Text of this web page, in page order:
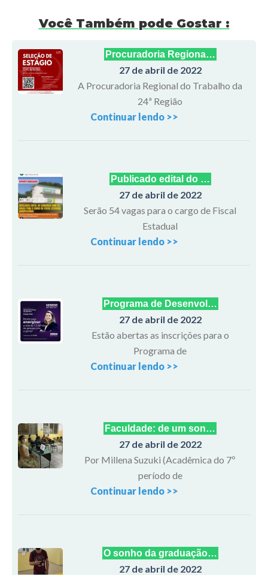
Você Também pode Gostar :
Procuradoria Regiona…
27 de abril de 2022
A Procuradoria Regional do Trabalho da
24ª Região
Continuar lendo >>
Publicado edital do …
27 de abril de 2022
Serão 54 vagas para o cargo de Fiscal
Estadual
Continuar lendo >>
Programa de Desenvol…
27 de abril de 2022
Estão abertas as inscrições para o
Programa de
Continuar lendo >>
Faculdade: de um son…
27 de abril de 2022
Por Millena Suzuki (Acadêmica do 7º
período de
Continuar lendo >>
O sonho da graduação…
27 de abril de 2022